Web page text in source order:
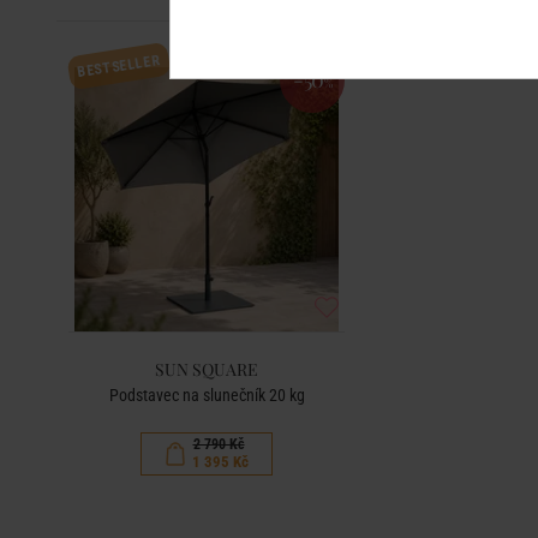
BESTSELLER -50%
SUN SQUARE
Podstavec na slunečník 20 kg
2 790 Kč
1 395 Kč